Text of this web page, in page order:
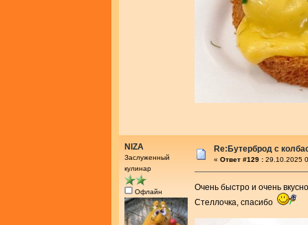
NIZA
Заслуженный
кулинар
Офлайн
Re:Бутерброд с
« Ответ #129 : 29.10.2025
Очень быстро и очень
Стеллочка, спасибо